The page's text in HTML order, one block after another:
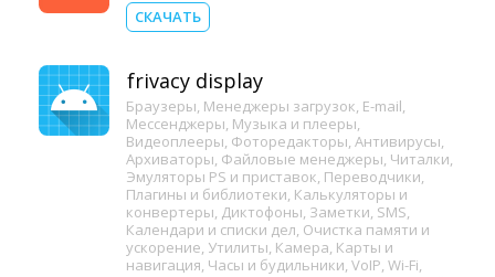
СКАЧАТЬ
frivacy display
Браузеры, Менеджеры загрузок, E-mail,
Мессенджеры, Музыка и плееры,
Видеоплееры, Фоторедакторы, Антивирусы,
Архиваторы, Файловые менеджеры, Читалки,
Эмуляторы PS и приставок, Переводчики,
Плагины и библиотеки, Калькуляторы и
конвертеры, Диктофоны, Заметки, SMS,
Календари и списки дел, Очистка памяти и
ускорение, Утилиты, Камера, Карты и
навигация, Часы и будильники, VoIP, Wi-Fi,